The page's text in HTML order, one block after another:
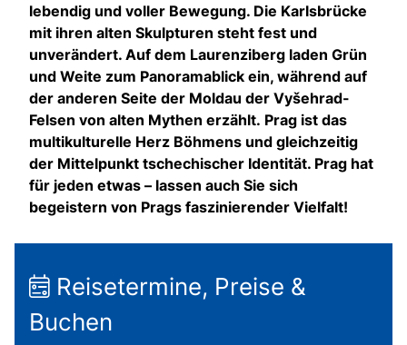
lebendig und voller Bewegung. Die Karlsbrücke
mit ihren alten Skulpturen steht fest und
unverändert. Auf dem Laurenziberg laden Grün
und Weite zum Panoramablick ein, während auf
der anderen Seite der Moldau der Vyšehrad-
Felsen von alten Mythen erzählt. Prag ist das
multikulturelle Herz Böhmens und gleichzeitig
der Mittelpunkt tschechischer Identität. Prag hat
für jeden etwas – lassen auch Sie sich
begeistern von Prags faszinierender Vielfalt!
Reisetermine, Preise &
Buchen